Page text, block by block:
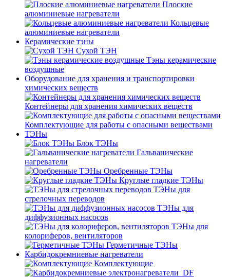
Плоские
алюминиевые нагреватели
Кольцевые
алюминиевые нагреватели
Керамические тэны
Сухой ТЭН
Тэны керамические
воздушные
Оборудование для хранения и транспортировки
химических веществ
Контейнеры для хранения химических веществ
Комплектующие для работы с опасными веществами
ТЭНы
Блок ТЭНы
Гальванические
нагреватели
Оребренные ТЭНы
Круглые гладкие ТЭНы
ТЭНы для
стрелочных переводов
ТЭНы для
диффузионных насосов
ТЭНы для
колориферов, вентиляторов
Герметичные ТЭНы
Карбидокремниевые нагреватели
Комплектующие